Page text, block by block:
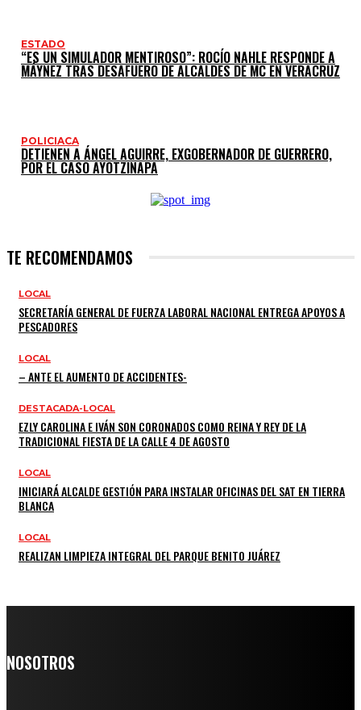
ESTADO
“ES UN SIMULADOR MENTIROSO”: ROCÍO NAHLE RESPONDE A
MÁYNEZ TRAS DESAFUERO DE ALCALDES DE MC EN VERACRUZ
POLICIACA
DETIENEN A ÁNGEL AGUIRRE, EXGOBERNADOR DE GUERRERO,
POR EL CASO AYOTZINAPA
TE RECOMENDAMOS
LOCAL
SECRETARÍA GENERAL DE FUERZA LABORAL NACIONAL ENTREGA APOYOS A
PESCADORES
LOCAL
– ANTE EL AUMENTO DE ACCIDENTES-
DESTACADA-LOCAL
EZLY CAROLINA E IVÁN SON CORONADOS COMO REINA Y REY DE LA
TRADICIONAL FIESTA DE LA CALLE 4 DE AGOSTO
LOCAL
INICIARÁ ALCALDE GESTIÓN PARA INSTALAR OFICINAS DEL SAT EN TIERRA
BLANCA
LOCAL
REALIZAN LIMPIEZA INTEGRAL DEL PARQUE BENITO JUÁREZ
NOSOTROS